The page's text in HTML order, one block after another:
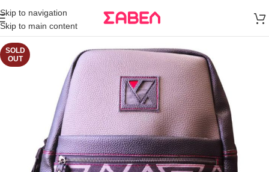
Skip to navigation
Skip to main content
άνω των 80€
Παραγγελία
SOLD
OUT